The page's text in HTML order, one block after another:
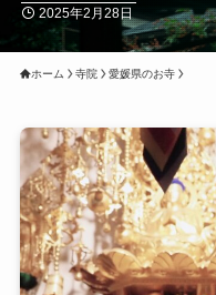
2025年2月28日
ホーム 寺院 愛媛県のお寺